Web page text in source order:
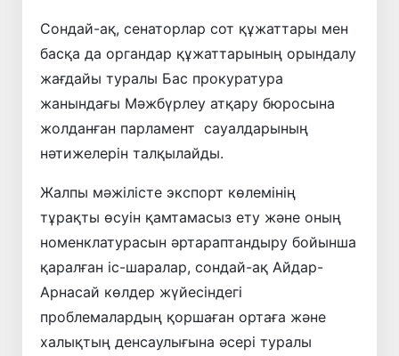
Сондай-ақ, сенаторлар сот құжаттары мен
басқа да органдар құжаттарының орындалу
жағдайы туралы Бас прокуратура
жанындағы Мәжбүрлеу атқару бюросына
жолданған парламент сауалдарының
нәтижелерін талқылайды.
Жалпы мәжілісте экспорт көлемінің
тұрақты өсуін қамтамасыз ету және оның
номенклатурасын әртараптандыру бойынша
қаралған іс-шаралар, сондай-ақ Айдар-
Арнасай көлдер жүйесіндегі
проблемалардың қоршаған ортаға және
халықтың денсаулығына әсері туралы